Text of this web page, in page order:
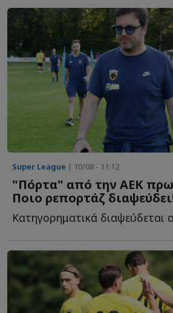
Super League | 10/08 - 11:12
"Πόρτα" από την ΑΕΚ
Ποιο ρεπορτάζ